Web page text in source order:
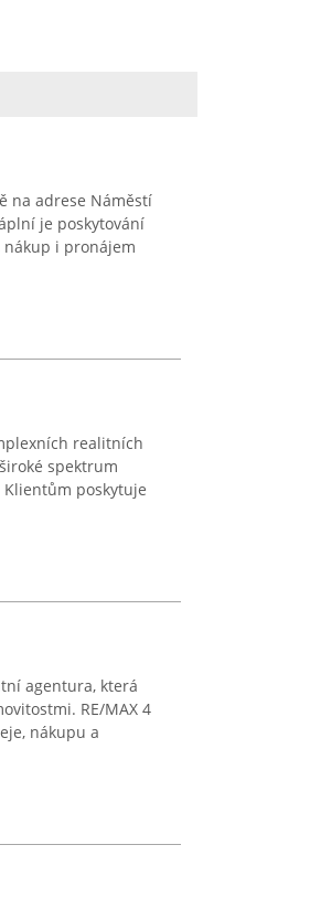
na adrese Náměstí
je poskytování
i pronájem
realitních
spektrum
poskytuje
agentura, která
RE/MAX 4
nákupu a